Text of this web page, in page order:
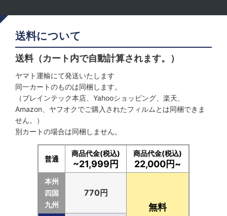
送料について
送料（カート内で自動計算されます。）
ヤマト運輸にて発送いたします
同一カートのものは同梱します。
（ブレインテック本店、Yahooショッピング、楽天、
Amazon、ヤフオクでご購入されたフィルムとは同梱できま
せん。）
別カートの場合は同梱しません。
普通
商品代金(税込)
~21,999円
商品代金(税込)
22,000円~
本州
四国
九州
770円
無料